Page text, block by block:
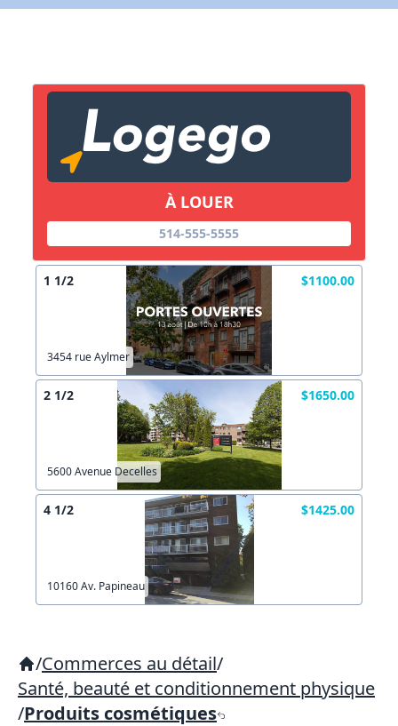
À LOUER
514-555-5555
1 1/2 $1100.00
3454 rue Aylmer
2 1/2 $1650.00
5600 Avenue Decelles
4 1/2 $1425.00
10160 Av. Papineau
/Commerces au détail/
Santé, beauté et conditionnement physique
/Produits cosmétiques
X Fermer Envoyez
Copier lien
X Fermer